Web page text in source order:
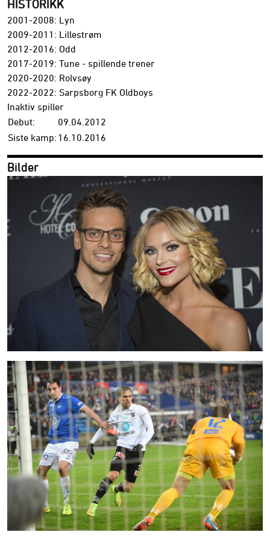
HISTORIKK
2001-2008: Lyn
2009-2011: Lillestrøm
2012-2016: Odd
2017-2019: Tune - spillende trener
2020-2020: Rolvsøy
2022-2022: Sarpsborg FK Oldboys
Inaktiv spiller
Debut:
09.04.2012
Siste kamp: 16.10.2016
Bilder